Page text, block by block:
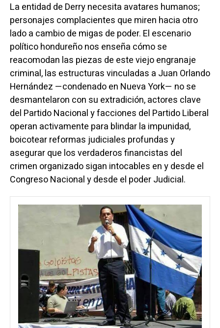
La entidad de Derry necesita avatares humanos;
personajes complacientes que miren hacia otro
lado a cambio de migas de poder. El escenario
político hondureño nos enseña cómo se
reacomodan las piezas de este viejo engranaje
criminal, las estructuras vinculadas a Juan Orlando
Hernández —condenado en Nueva York— no se
desmantelaron con su extradición, actores clave
del Partido Nacional y facciones del Partido Liberal
operan activamente para blindar la impunidad,
boicotear reformas judiciales profundas y
asegurar que los verdaderos financistas del
crimen organizado sigan intocables en y desde el
Congreso Nacional y desde el poder Judicial.